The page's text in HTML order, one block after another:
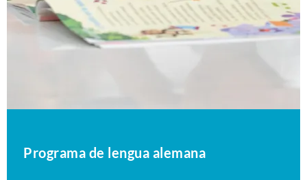
Programa de lengua alemana